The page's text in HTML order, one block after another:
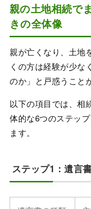
親の土地相続で
きの全体像
親が亡くなり、土地
くの方は経験が少な
のか」と戸惑うこと
以下の項目では、相
体的な6つのステッ
ます。
ステップ1：遺言